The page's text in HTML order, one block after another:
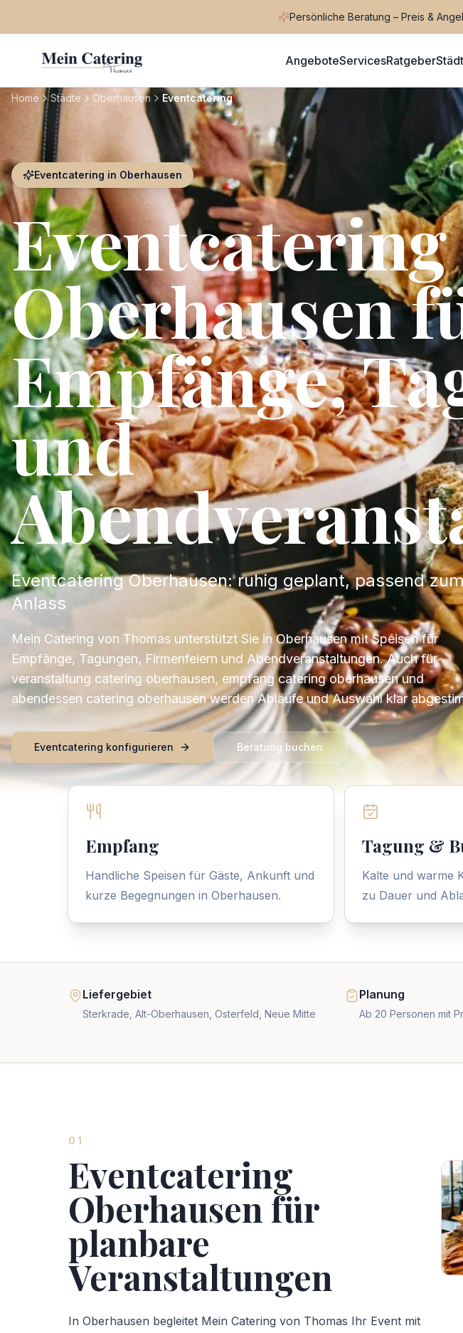
Persönliche Beratung – Preis &
AngeboteServicesRatgeber
Home Städte Oberhausen Eventcatering
Eventcatering in Oberhausen
Oberhausen
Empfänge,
und
Eventcatering Oberhausen: ruhig geplant, passend
Anlass
Mein Catering von Thomas unterstützt Sie in Oberhausen mit Speisen für
Empfänge, Tagungen, Firmenfeiern und Abendveranstaltungen. Auch für
veranstaltung catering oberhausen, empfang catering oberhausen und
abendessen catering oberhausen werden Abläufe und Auswahl klar
Eventcatering konfigurieren Beratung buchen
Empfang
Handliche Speisen für Gäste, Ankunft und
kurze Begegnungen in Oberhausen.
Tagung &
Kalte und warme
zu Dauer und
Liefergebiet
Sterkrade, Alt-Oberhausen, Osterfeld, Neue Mitte
Planung
Ab 20 Personen mit
01
Eventcatering
Oberhausen für
planbare
Veranstaltungen
In Oberhausen begleitet Mein Catering von Thomas Ihr Event mit